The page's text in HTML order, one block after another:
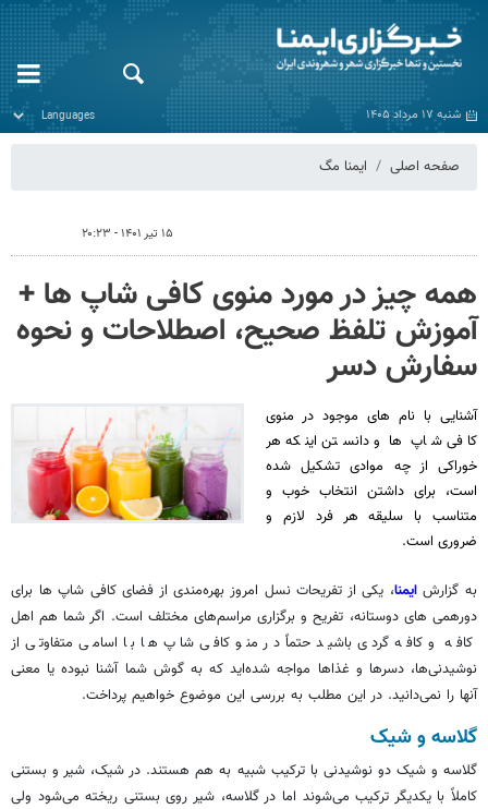
شنبه ۱۷ مرداد ۱۴۰۵
صفحه اصلی ایمنا مگ
۱۵ تیر ۱۴۰۱ - ۲۰:۲۳
همه چیز در مورد منوی کافی شاپ ها +
آموزش تلفظ صحیح، اصطلاحات و نحوه
سفارش دسر
آشنایی با نام های موجود در منوی
کافی شاپ ها و دانستن اینکه هر
خوراکی از چه موادی تشکیل شده
است، برای داشتن انتخاب خوب و
متناسب با سلیقه هر فرد لازم و
ضروری است.
به گزارشایمنا، یکی از تفریحات نسل امروز بهره‌مندی از فضای کافی شاپ ها برای
دورهمی های دوستانه، تفریح و برگزاری مراسم‌های مختلف است. اگر شما هم اهل
کافه و کافه گردی باشید حتماً در منو کافی شاپ ها با اسامی متفاوتی از
نوشیدنی‌ها، دسرها و غذاها مواجه شده‌اید که به گوش شما آشنا نبوده یا معنی
آنها را نمی‌دانید. در این مطلب به بررسی این موضوع خواهیم پرداخت.
گلاسه و شیک
گلاسه و شیک دو نوشیدنی با ترکیب شبیه به هم هستند. در شیک، شیر و بستنی
کاملاً با یکدیگر ترکیب می‌شوند اما در گلاسه، شیر روی بستنی ریخته می‌شود ولی